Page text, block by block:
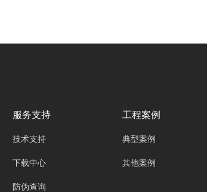
服务支持
技术支持
下载中心
防伪查询
工程案例
典型案例
其他案例